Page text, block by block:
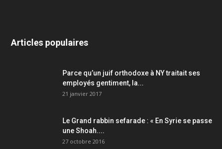
Articles populaires
Parce qu’un juif orthodoxe à NY traitait ses
employés gentiment, la...
21 janvier 2017
Le Grand rabbin sefarade : « En Syrie se passe
une Shoah....
27 octobre 2016